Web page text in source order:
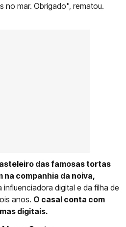
no mar. Obrigado", rematou.
das famosas tortas
na companhia da noiva,
influenciadora digital e da filha de
anos. O casal conta com
digitais.